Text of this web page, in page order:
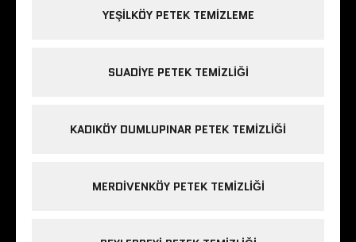
YEŞILKÖY PETEK TEMIZLEME
SUADIYE PETEK TEMIZLIĞI
KADIKÖY DUMLUPINAR PETEK TEMIZLIĞI
MERDIVENKÖY PETEK TEMIZLIĞI